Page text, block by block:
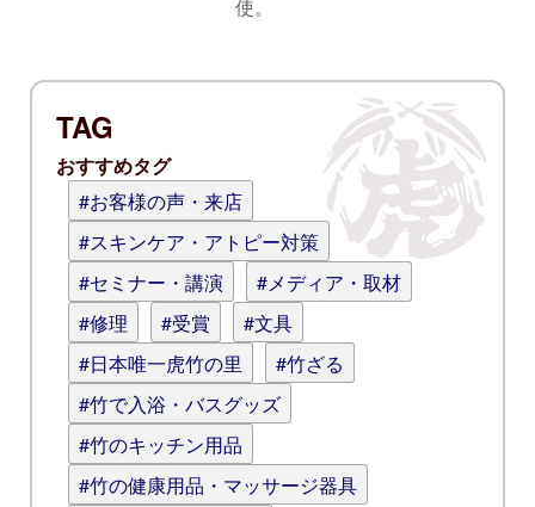
使。
TAG
おすすめタグ
#お客様の声・来店
#スキンケア・アトピー対策
#セミナー・講演
#メディア・取材
#修理
#受賞
#文具
#日本唯一虎竹の里
#竹ざる
#竹で入浴・バスグッズ
#竹のキッチン用品
#竹の健康用品・マッサージ器具